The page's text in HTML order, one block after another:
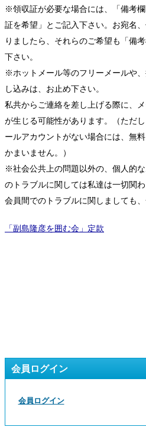
※領収証が必要な場合には、「備考
証を希望」とご記入下さい。お宛名
りましたら、それらのご希望も「備
下さい。
※ホットメール等のフリーメールや
し込みは、お止め下さい。
私共からご連絡を差し上げる際に、
が生じる可能性があります。（ただ
ールアカウントがない場合には、無
かまいません。）
※社会公共上の問題以外の、個人的
のトラブルに関しては私達は一切関
会員間でのトラブルに関しましても
「副島隆彦を囲む会」定款
会員ログイン
会員ログイン